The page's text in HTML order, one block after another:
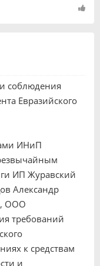
соблюдения
Евразийского
ИНиП
ИП Журавский
Александр
ООО
требований
к средствам
и